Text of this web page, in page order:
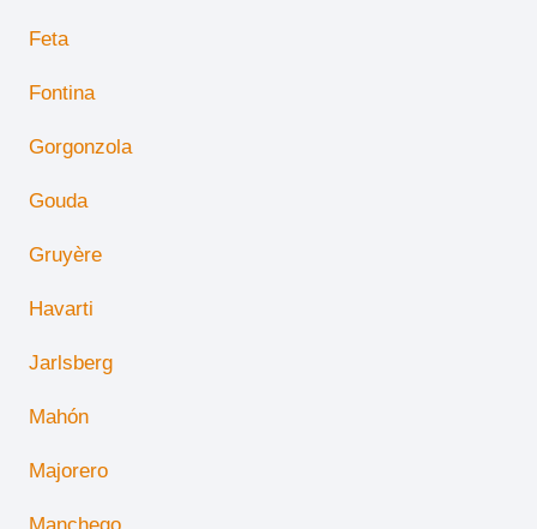
Feta
Fontina
Gorgonzola
Gouda
Gruyère
Havarti
Jarlsberg
Mahón
Majorero